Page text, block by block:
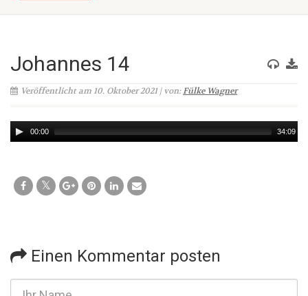
Johannes 14
Veröffentlicht am 10. Oktober 2021 | von:Fülke Wagner
Audio
Player
00:00 34:09
Einen Kommentar posten